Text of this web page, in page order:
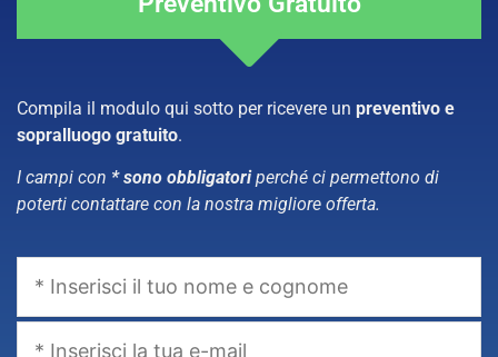
Compila il modulo qui sotto per ricevere un preventivo e
sopralluogo gratuito.
I campi con * sono obbligatoriperché ci permettono di
poterti contattare con la nostra migliore offerta.